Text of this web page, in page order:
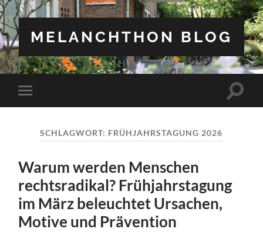
MELANCHTHON BLOG
Mobile-
Menü
SCHLAGWORT: FRÜHJAHRSTAGUNG 2026
Warum werden Menschen
rechtsradikal? Frühjahrstagung
im März beleuchtet Ursachen,
Motive und Prävention